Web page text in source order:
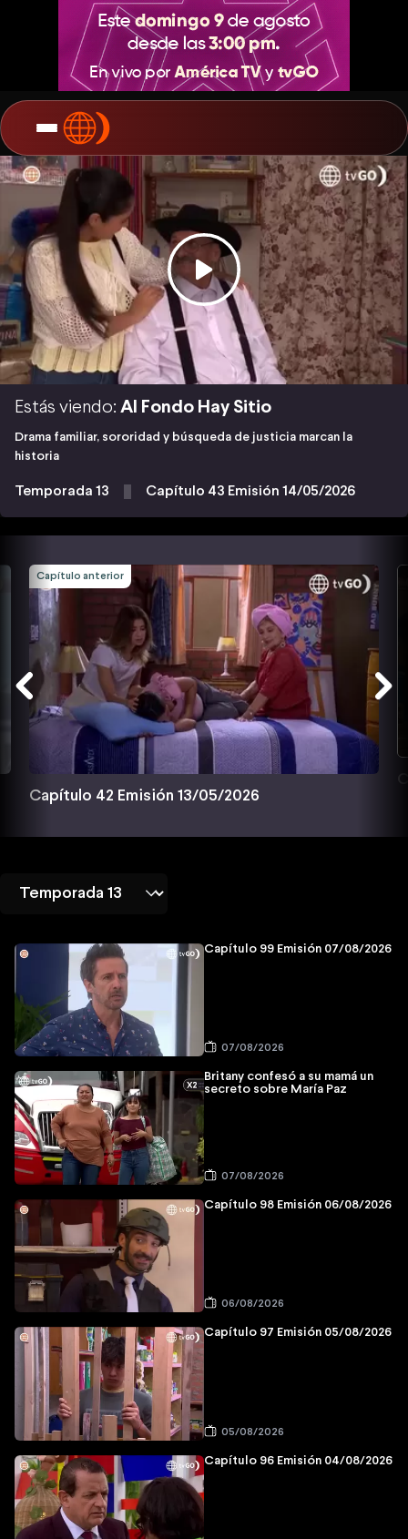
Estás viendo: Al Fondo Hay Sitio
Drama familiar, sororidad y búsqueda de justicia marcan la
historia
Temporada 13 Capítulo 43 Emisión 14/05/2026
Capítulo anterior
Capítulo 42 Emisión 13/05/2026
Capítulo 99 Emisión 07/08/2026
07/08/2026
Britany confesó a su mamá un
secreto sobre María Paz
07/08/2026
Capítulo 98 Emisión 06/08/2026
06/08/2026
Capítulo 97 Emisión 05/08/2026
05/08/2026
Capítulo 96 Emisión 04/08/2026